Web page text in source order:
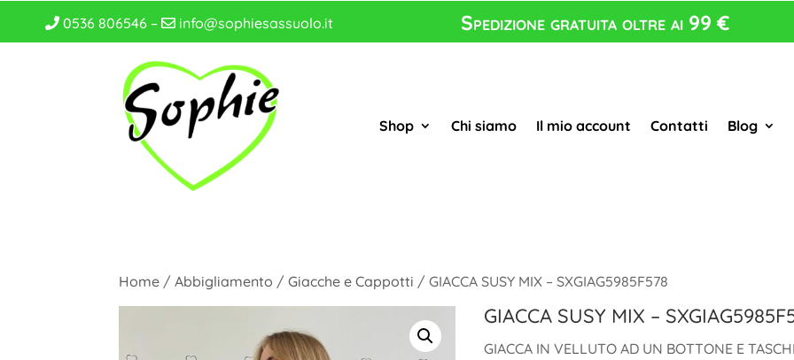
0536 806546 – info@sophiesassuolo.it Spedizione gratuita oltre ai 99 €
Shop Chi siamo Il mio account Contatti Blog
Home /Abbigliamento /Giacche e Cappotti / GIACCA SUSY MIX – SXGIAG5985F578
GIACCA SUSY MIX –
GIACCA IN VELLUTO AD UN BOTTONE E